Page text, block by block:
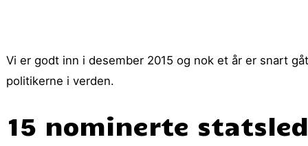
Vi er godt inn i desember 2015 og nok et år er snart
politikerne i verden.
15 nominerte